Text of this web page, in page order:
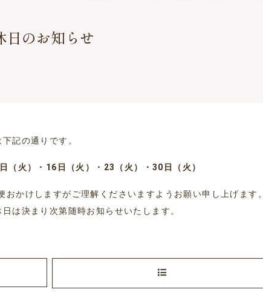
日のお知らせ
記の通りです。
（火）・16日（火）・23（火）・30日（火）
おかけしますがご理解くださいますようお願い申し上げます。
は決まり次第随時お知らせいたします。